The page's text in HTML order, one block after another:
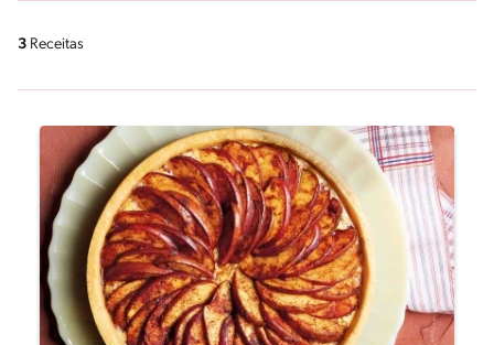
3 Receitas